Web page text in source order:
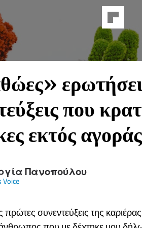
που
εκτός
Πανοπούλου
πρώτες συνεντεύξεις της